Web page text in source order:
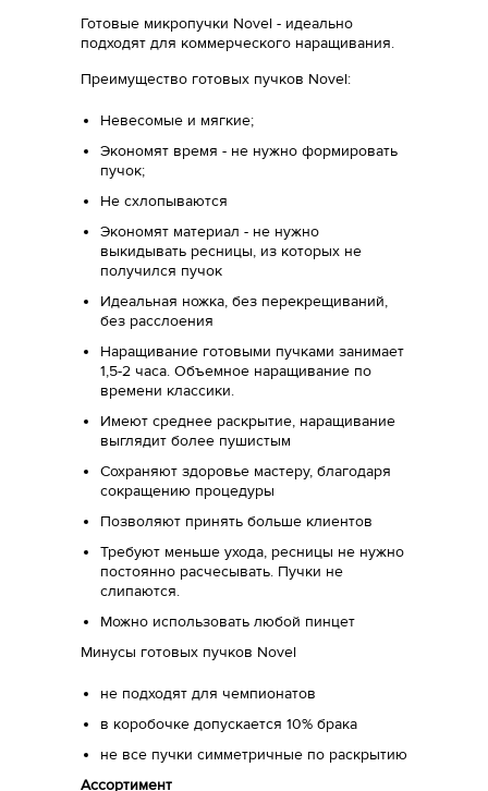
Готовые микропучки Novel - идеально
подходят для коммерческого наращивания.
Преимущество готовых пучков Novel:
Невесомые и мягкие;
Экономят время - не нужно формировать
пучок;
Не схлопываются
Экономят материал - не нужно
выкидывать ресницы, из которых не
получился пучок
Идеальная ножка, без перекрещиваний,
без расслоения
Наращивание готовыми пучками занимает
1,5-2 часа. Объемное наращивание по
времени классики.
Имеют среднее раскрытие, наращивание
выглядит более пушистым
Сохраняют здоровье мастеру, благодаря
сокращению процедуры
Позволяют принять больше клиентов
Требуют меньше ухода, ресницы не нужно
постоянно расчесывать. Пучки не
слипаются.
Можно использовать любой пинцет
Минусы готовых пучков Novel
не подходят для чемпионатов
в коробочке допускается 10% брака
не все пучки симметричные по раскрытию
Ассортимент